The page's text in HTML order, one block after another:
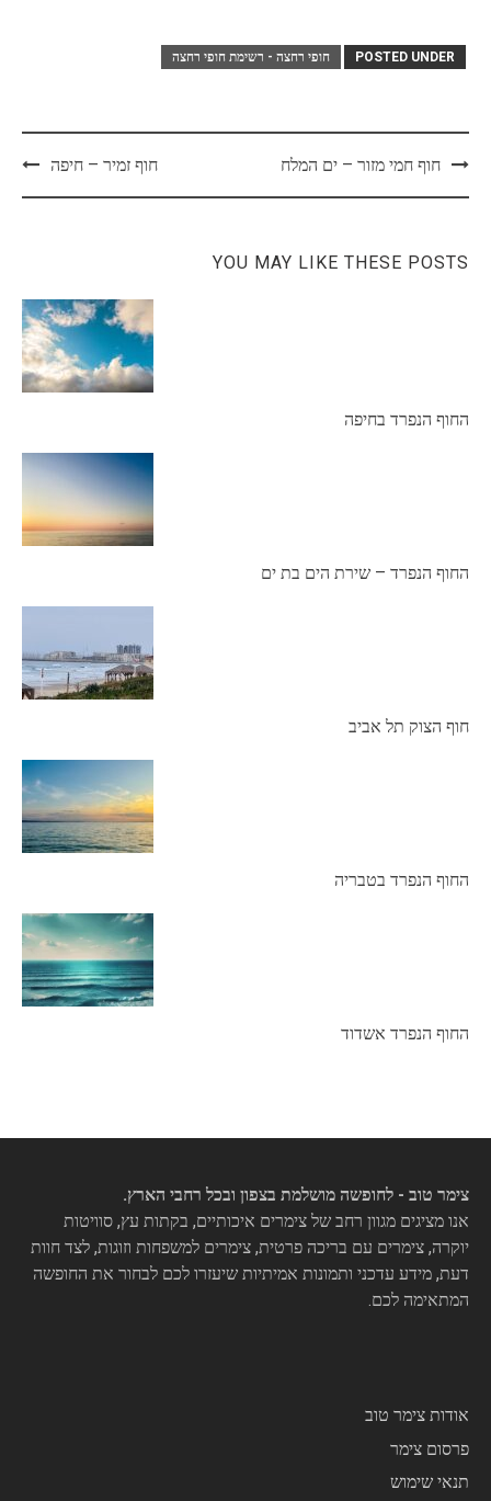
POSTED UNDER חופי רחצה - רשימת חופי רחצה
Postחוף חמי מזור – ים המלח חוף זמיר – חיפה
YOU MAY LIKE THESE POSTS
החוף הנפרד בחיפה
החוף הנפרד – שירת הים בת ים
חוף הצוק תל אביב
החוף הנפרד בטבריה
החוף הנפרד אשדוד
צימר טוב - לחופשה מושלמת בצפון ובכל רחבי הארץ.
אנו מציגים מגוון רחב של צימרים איכותיים, בקתות עץ, סוויטות
יוקרה, צימרים עם בריכה פרטית, צימרים למשפחות וזוגות, לצד חוות
דעת, מידע עדכני ותמונות אמיתיות שיעזרו לכם לבחור את החופשה
המתאימה לכם.
אודות צימר טוב
פרסום צימר
תנאי שימוש